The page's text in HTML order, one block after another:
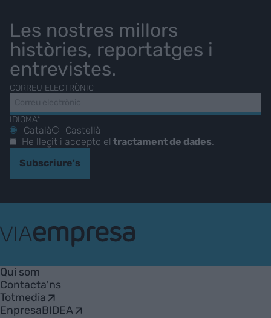
Les nostres millors
històries, reportatges i
entrevistes.
CORREU ELECTRÒNIC
IDIOMA*
Català
Castellà
He llegit i accepto eltractament de dades.
Subscriure's
Empresa
Qui som
Contacta'ns
Totmedia
EnpresaBIDEA